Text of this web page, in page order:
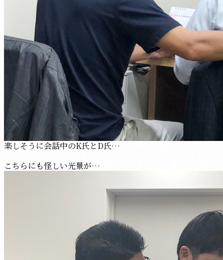
楽しそうに会話中のK氏とD氏…
こちらにも怪しい光景が…